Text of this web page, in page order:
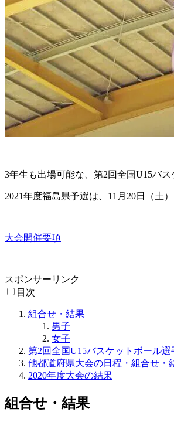
3年生も出場可能な、第2回全国U15バ
2021年度福島県予選は、11月20日（土
大会開催要項
スポンサーリンク
目次
組合せ・結果
男子
女子
第2回全国U15バスケットボール選
他都道府県大会の日程・組合せ・
2020年度大会の結果
組合せ・結果